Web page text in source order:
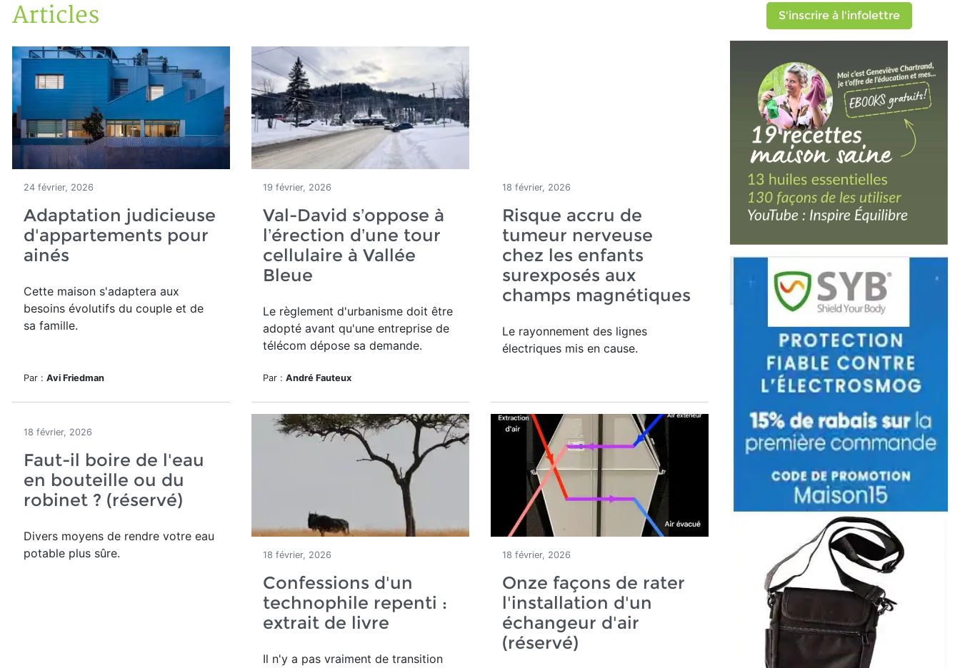
Accueil
Articles
Articles
24 février, 2026
Adaptation judicieuse
d'appartements pour
ainés
Cette maison s'adaptera aux
besoins évolutifs du couple et de
sa famille.
Par : Avi Friedman
19 février, 2026
Val-David s’oppose à
l’érection d’une tour
cellulaire à Vallée
Bleue
Le règlement d'urbanisme doit être
adopté avant qu'une entreprise de
télécom dépose sa demande.
Par : André Fauteux
18 février, 2026
Risque accru de
tumeur nerveuse
chez les enfants
surexposés aux
champs magnétiques
Le rayonnement des lignes
électriques mis en cause.
18 février, 2026
Faut-il boire de l'eau
en bouteille ou du
robinet ? (réservé)
Divers moyens de rendre votre eau
potable plus sûre.
18 février, 2026
Confessions d'un
technophile repenti :
extrait de livre
Il n'y a pas vraiment de transition
18 février, 2026
Onze façons de rater
l'installation d'un
échangeur d'air
(réservé)
S'inscrire à l'infolettre